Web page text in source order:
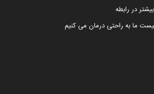
در رابطه
ما به راحتی درمان می کنیم